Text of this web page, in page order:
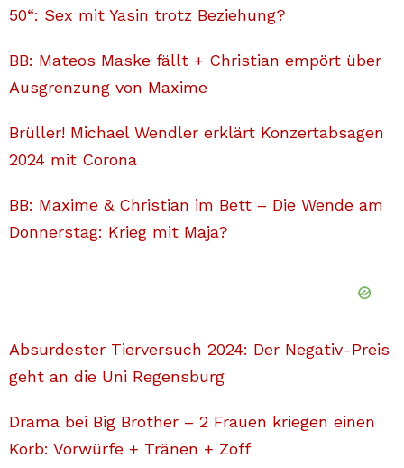
50“: Sex mit Yasin trotz Beziehung?
BB: Mateos Maske fällt + Christian empört über
Ausgrenzung von Maxime
Brüller! Michael Wendler erklärt Konzertabsagen
2024 mit Corona
BB: Maxime & Christian im Bett – Die Wende am
Donnerstag: Krieg mit Maja?
Absurdester Tierversuch 2024: Der Negativ-Preis
geht an die Uni Regensburg
Drama bei Big Brother – 2 Frauen kriegen einen
Korb: Vorwürfe + Tränen + Zoff